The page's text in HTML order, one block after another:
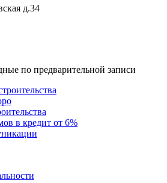
д.34
по предварительной записи
в кредит от 6%